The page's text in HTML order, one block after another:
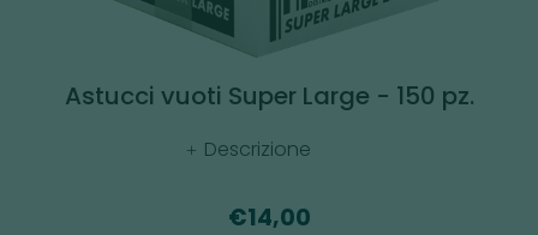
Astucci vuoti Super Large - 150 pz.
Descrizione
€14,00